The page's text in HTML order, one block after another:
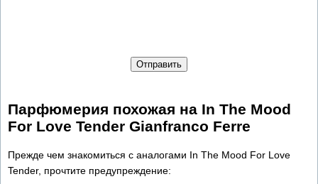
Отправить
Парфюмерия похожая на In The Mood
For Love Tender Gianfranco Ferre
Прежде чем знакомиться с аналогами In The Mood For Love
Tender, прочтите предупреждение: